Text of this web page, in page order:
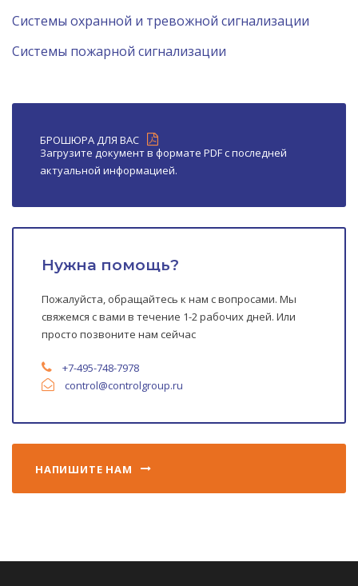
Системы охранной и тревожной сигнализации
Системы пожарной сигнализации
БРОШЮРА ДЛЯ ВАС
Загрузите документ в формате PDF с последней
актуальной информацией.
Нужна помощь?
Пожалуйста, обращайтесь к нам с вопросами. Мы
свяжемся с вами в течение 1-2 рабочих дней. Или
просто позвоните нам сейчас
+7-495-748-7978
control@controlgroup.ru
НАПИШИТЕ НАМ